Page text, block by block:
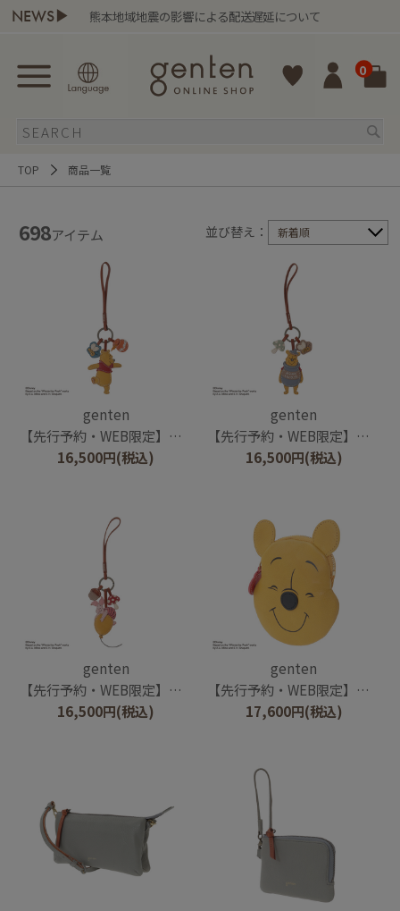
NEWS▶ 熊本地域地震の影響による配送遅延について
0
TOP 商品一覧
698アイテム 並び替え： 新着順
genten
【先行予約・WEB限定】ワクワクチャーム/ディズニーキャラクター/くまのプーさん
16,500円(税込)
genten
【先行予約・WEB限定】ワクワクチャーム/ディズニーキャラクター/くまのプーさん ハニーポット
16,500円(税込)
genten
【先行予約・WEB限定】ワクワクチャーム/ディズニーキャラクター/ピグレット
16,500円(税込)
genten
【先行予約・WEB限定】フェイスポーチ/ディズニーキャラクター/くまのプーさん
17,600円(税込)